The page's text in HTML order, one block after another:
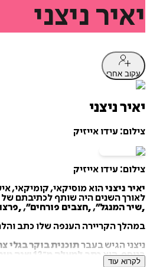
יאיר ניצני
עקוב אחרי
יאיר ניצני
צילום: עידו אייזיק
צילום: עידו אייזיק
יאיר ניצניהוא מוסיקאי, קומיקאי,
לאורך השנים היה שותף לכתיבתם
„שיר המנגל”
,
„חצבים פורחים”
,
„
במהלך הקריירה הענפה שלו כתב
ניצני הגיש בעברתוכנית בוקר בגלי
בנוסף, הוא
כתב למעלה מ־12 שנה טור שבועי בעיתון „ישראל היום
לקרוא עוד